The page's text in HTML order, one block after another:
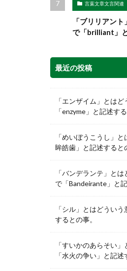
言葉文章文言関連
「ブリリアン
で「brilliant」
最近の投稿
「エンザイム」とは
「enzyme」と記述す
「めいぼうこうし」
眸皓歯」と記述すると
「バンデランテ」と
で「Bandeirante」と
「シル」とはどうい
するとの事。
「すいかのあらそい
「水火の争い」と記述